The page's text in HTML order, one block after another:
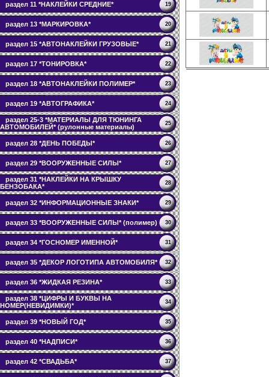
раздел 11 *НАКЛЕЙКИ СРЕДНИЕ* 19
раздел 13 *МАРКИРОВКА* 20
раздел 15 *АВТОНАКЛЕЙКИ ГРУЗОВЫЕ* 21
раздел 17 *ТОНИРОВКА* 22
раздел 18 *АВТОНАКЛЕЙКИ ПОЛИМЕР* 23
раздел 19 *АВТОГРАФИКА* 24
раздел 25-3 *МАТЕРИАЛЫ ДЛЯ ТЮНИНГА
АВТОМОБИЛЕЙ* (рулонные материалы)
25
раздел 28 *ДЕНЬ ПОБЕДЫ* 26
раздел 29 *ВООРУЖЕННЫЕ СИЛЫ* 27
раздел 31 *НАКЛЕЙКИ НА КРЫШКУ
БЕНЗОБАКА*
28
раздел 32 *ИНФОРМАЦИОННЫЕ ЗНАКИ* 29
раздел 33 *ВООРУЖЕННЫЕ СИЛЫ* (полимер) 30
раздел 34 *ГОСНОМЕР ИМЕННОЙ* 31
раздел 35 *ДЕКОР ЛОГОТИПА АВТОМОБИЛЯ* 32
раздел 36 *ЖИДКАЯ РЕЗИНА* 33
раздел 38 *ЦИФРЫ И БУКВЫ НА
НОМЕР(НЕВИДИМКИ)*
34
раздел 39 *НОВЫЙ ГОД* 35
раздел 40 *НАДПИСИ* 36
раздел 42 *СВАДЬБА* 37